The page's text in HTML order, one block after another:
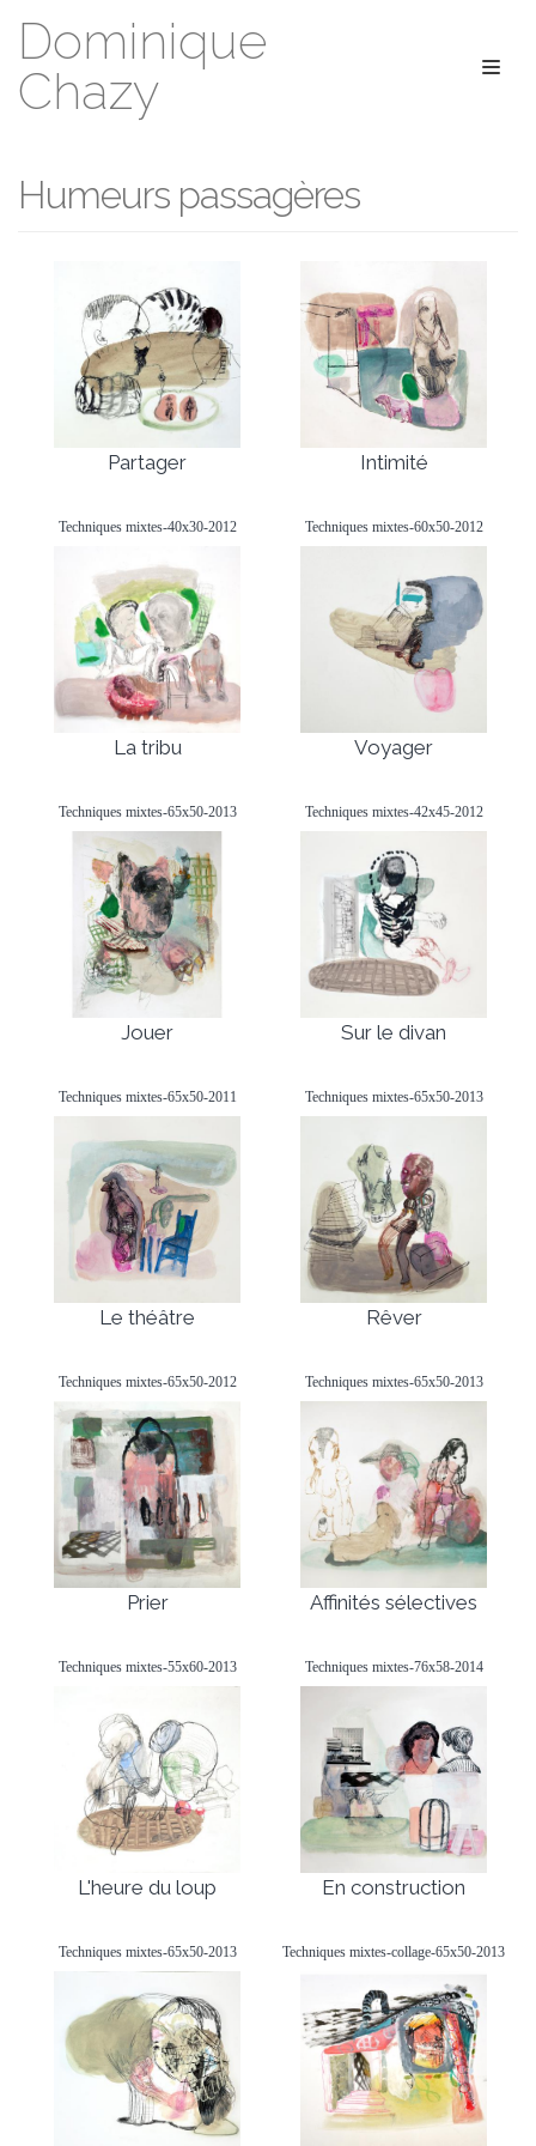
Aller
Dominique
Chazy
Humeurs passagères
Partager
Techniques mixtes-40x30-2012
Intimité
Techniques mixtes-60x50-2012
La tribu
Techniques mixtes-65x50-2013
Voyager
Techniques mixtes-42x45-2012
Jouer
Techniques mixtes-65x50-2011
Sur le divan
Techniques mixtes-65x50-2013
Le théâtre
Techniques mixtes-65x50-2012
Rêver
Techniques mixtes-65x50-2013
Prier
Techniques mixtes-55x60-2013
Affinités sélectives
Techniques mixtes-76x58-2014
L'heure du loup
Techniques mixtes-65x50-2013
En construction
Techniques mixtes-collage-65x50-2013